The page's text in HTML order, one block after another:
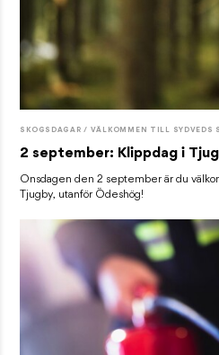
SKOGSDAGAR / VÄLKOMMEN TILL SYDVEDS
2 september: Klippdag i
Onsdagen den 2 september är du
Tjugby, utanför Ödeshög!